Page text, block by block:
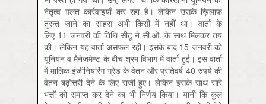
नेतृत्व ग़लत कार्रवाइयाँ कर रहा है। लेकिन उसके ख़िलाफ
तुरन्त जाने का साहस अभी किसी में नहीं था। वार्ता के
लिए 11 जनवरी की तिथि सीटू ने सी.ओ. के साथ मिलकर तय
की। लेकिन यह वार्ता असफल रही। इसके बाद 15 जनवरी को
यूनियन व मैनेजमेण्ट के बीच श्रम विभाग में वार्ता हुई। इस वार्ता
में मालिक इंजीनियरिंग ग्रेड के वेतन और प्रतिवर्ष 40 रुपये की
वेतन बढ़ोत्तरी देने के लिए राजी हुए। लेकिन इसके साथ सारे
भत्तों को समाप्त कर देने का भी निर्णय किया। यानी कि कुल